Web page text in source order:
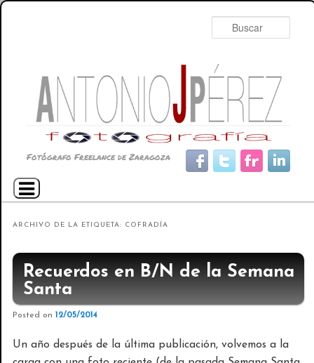
Fotógrafo Freelance de Zaragoza
Ir al contenido principal
Ir al contenido secundario
ARCHIVO DE LA ETIQUETA: COFRADÍA
Recuerdos en B/N de la Semana
Santa
Posted on12/05/2014
Un año después de la última publicación, volvemos a la